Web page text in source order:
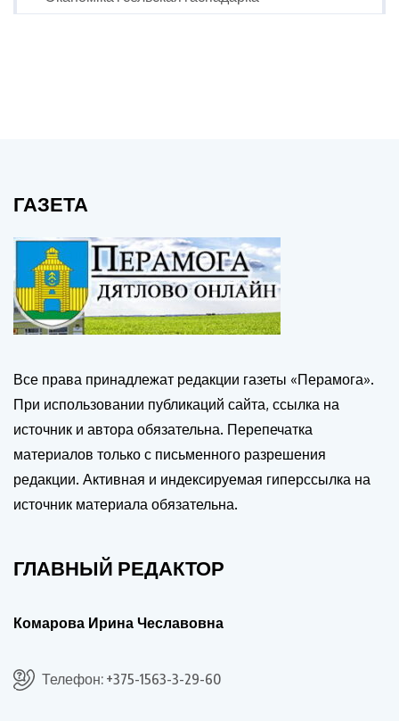
ГАЗЕТА
Все права принадлежат редакции газеты «Перамога».
При использовании публикаций сайта, ссылка на
источник и автора обязательна. Перепечатка
материалов только с письменного разрешения
редакции. Активная и индексируемая гиперссылка на
источник материала обязательна.
ГЛАВНЫЙ РЕДАКТОР
Комарова Ирина Чеславовна
Телефон: +375-1563-3-29-60